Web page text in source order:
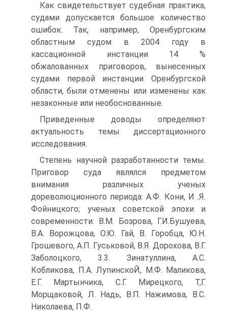
Как свидетельствует судебная практика,
судами допускается большое количество
ошибок. Так, например, Оренбургским
областным судом в 2004 году в
кассационной инстанции 14 %
обжалованных приговоров, вынесенных
судами первой инстанции Оренбургской
области, были отменены или изменены как
незаконные или необоснованные.
Приведенные доводы определяют
актуальность темы диссертационного
исследования.
Степень научной разработанности темы.
Приговор суда являлся предметом
внимания различных ученых
дореволюционного периода: А.Ф. Кони, И .Я.
Фойницкого; ученых советской эпохи и
современности: В.М. Бозрова, Г.И.Бушуева,
В.А. Ворожцова, О.Ю. Гай, В. Горобца, Ю.Н.
Грошевого, А.П. Гуськовой, В.Я. Дорохова, В.Г.
Заболоцкого, 3.3. Зинатуллина, А.С.
Кобликова, П.А. ЛупинскоЙ, М.Ф. Маликова,
Е.Г. Мартынчика, С.Г. Мирецкого, Т,Г.
Морщаковой, Л. Надь, В.П. Нажимова, B.C.
Николаева, П.Ф.